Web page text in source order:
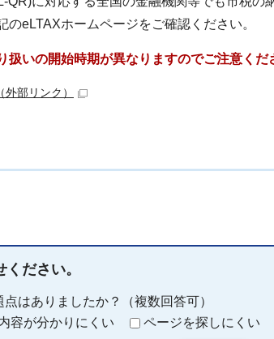
のeLTAXホームページをご確認ください。
扱いの開始時期が異なりますのでご注意くだ
（外部リンク）
ださい。
はありましたか？（複数回答可）
容が分かりにくい ページを探しにくい